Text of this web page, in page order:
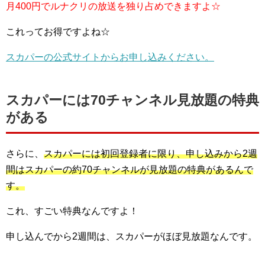
月400円でルナクリの放送を独り占めできますよ☆
これってお得ですよね☆
スカパーの公式サイトからお申し込みください。
スカパーには70チャンネル見放題の特典
がある
さらに、 スカパーには初回登録者に限り、申し込みから2週
間はスカパーの約70チャンネルが見放題の特典があるんで
す。
これ、すごい特典なんですよ！
申し込んでから2週間は、スカパーがほぼ見放題なんです。